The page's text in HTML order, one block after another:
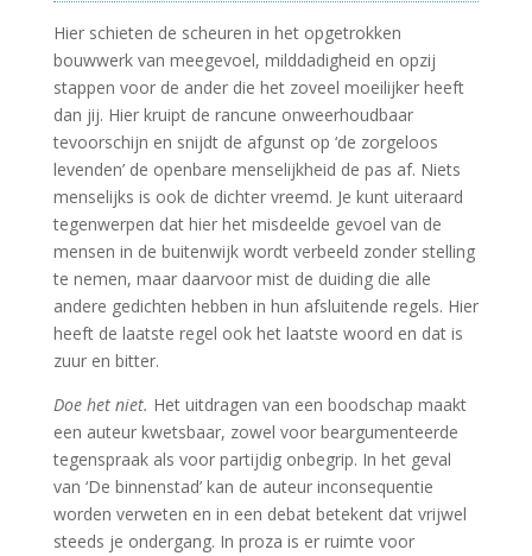
Hier schieten de scheuren in het opgetrokken
bouwwerk van meegevoel, milddadigheid en opzij
stappen voor de ander die het zoveel moeilijker heeft
dan jij. Hier kruipt de rancune onweerhoudbaar
tevoorschijn en snijdt de afgunst op ‘de zorgeloos
levenden’ de openbare menselijkheid de pas af. Niets
menselijks is ook de dichter vreemd. Je kunt uiteraard
tegenwerpen dat hier het misdeelde gevoel van de
mensen in de buitenwijk wordt verbeeld zonder stelling
te nemen, maar daarvoor mist de duiding die alle
andere gedichten hebben in hun afsluitende regels. Hier
heeft de laatste regel ook het laatste woord en dat is
zuur en bitter.
Doe het niet. Het uitdragen van een boodschap maakt
een auteur kwetsbaar, zowel voor beargumenteerde
tegenspraak als voor partijdig onbegrip. In het geval
van ‘De binnenstad’ kan de auteur inconsequentie
worden verweten en in een debat betekent dat vrijwel
steeds je ondergang. In proza is er ruimte voor